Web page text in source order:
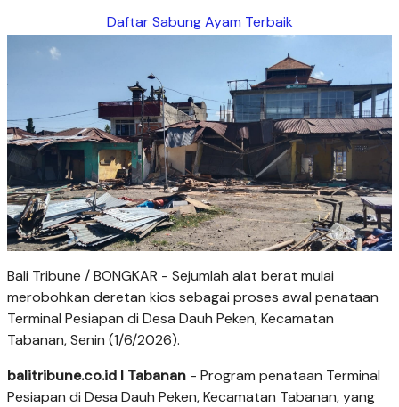
Daftar Sabung Ayam Terbaik
Bali Tribune / BONGKAR - Sejumlah alat berat mulai
merobohkan deretan kios sebagai proses awal penataan
Terminal Pesiapan di Desa Dauh Peken, Kecamatan
Tabanan, Senin (1/6/2026).
balitribune.co.id l Tabanan - Program penataan Terminal
Pesiapan di Desa Dauh Peken, Kecamatan Tabanan, yang